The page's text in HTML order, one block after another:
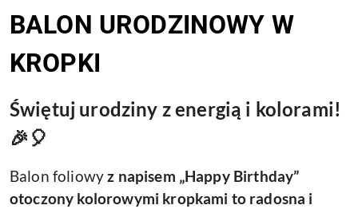
BALON URODZINOWY W
KROPKI
Świętuj urodziny z energią i kolorami!
🎉🎈
Balon foliowyz napisem „Happy Birthday”
otoczony kolorowymi kropkami to radosna i